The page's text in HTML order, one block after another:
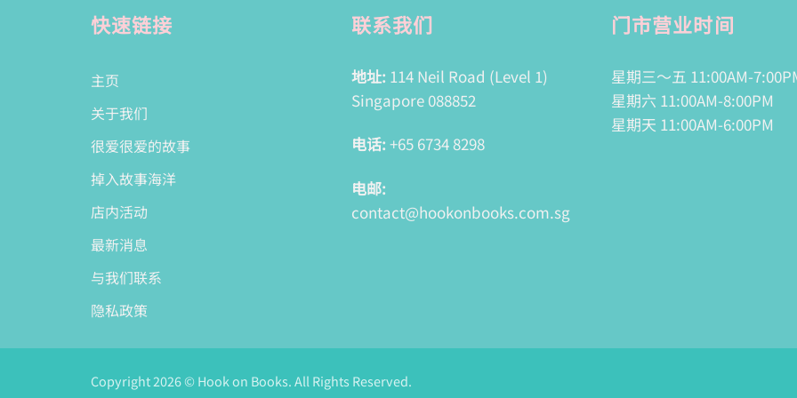
快速链接
主页
关于我们
很爱很爱的故事
掉入故事海洋
店内活动
最新消息
与我们联系
隐私政策
联系我们
地址: 114 Neil Road (Level 1)
Singapore 088852
电话: +65 6734 8298
电邮:
contact@hookonbooks.com.sg
门市营业时间
星期三～五 11:00AM-
星期六 11:00AM-8:00PM
星期天 11:00AM-6:00PM
Copyright 2026 © Hook on Books. All Rights Reserved.